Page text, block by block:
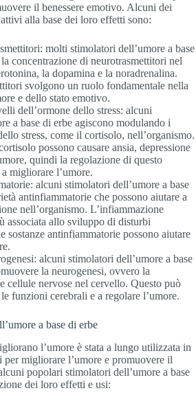
il benessere emotivo. Alcuni dei
alla base dei loro effetti sono:
molti stimolatori dell’umore a base
concentrazione di neurotrasmettitori nel
la dopamina e la noradrenalina.
svolgono un ruolo fondamentale nella
e dello stato emotivo.
dell’ormone dello stress: alcuni
a base di erbe agiscono modulando i
stress, come il cortisolo, nell’organismo.
possono causare ansia, depressione
quindi la regolazione di questo
migliorare l’umore.
alcuni stimolatori dell’umore a base
antinfiammatorie che possono aiutare a
nell’organismo. L’infiammazione
associata allo sviluppo di disturbi
sostanze antinfiammatorie possono aiutare
alcuni stimolatori dell’umore a base
la neurogenesi, ovvero la
cellule nervose nel cervello. Questo può
funzioni cerebrali e a regolare l’umore.
a base di erbe
l’umore è stata a lungo utilizzata in
migliorare l’umore e promuovere il
popolari stimolatori dell’umore a base
dei loro effetti e usi: